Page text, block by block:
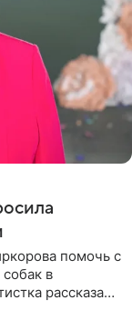
помочь с
в
рассказала